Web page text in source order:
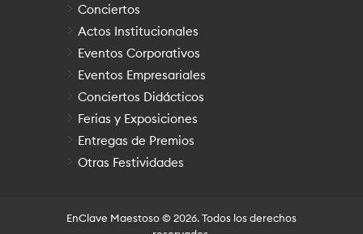
Conciertos
Actos Institucionales
Eventos Corporativos
Eventos Empresariales
Conciertos Didácticos
Ferias y Exposiciones
Entregas de Premios
Otras Festividades
EnClave Maestoso© 2026. Todos los derechos